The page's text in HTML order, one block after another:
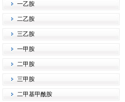
一乙胺
二乙胺
三乙胺
一甲胺
二甲胺
三甲胺
二甲基甲酰胺